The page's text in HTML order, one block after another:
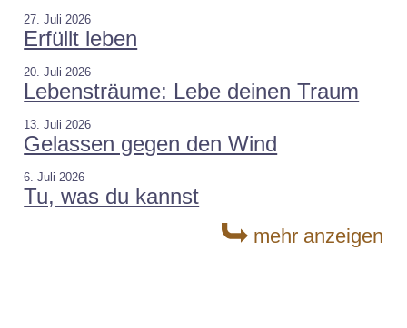
27. Juli 2026
Erfüllt leben
20. Juli 2026
Lebensträume: Lebe deinen Traum
13. Juli 2026
Gelassen gegen den Wind
6. Juli 2026
Tu, was du kannst
mehr anzeigen